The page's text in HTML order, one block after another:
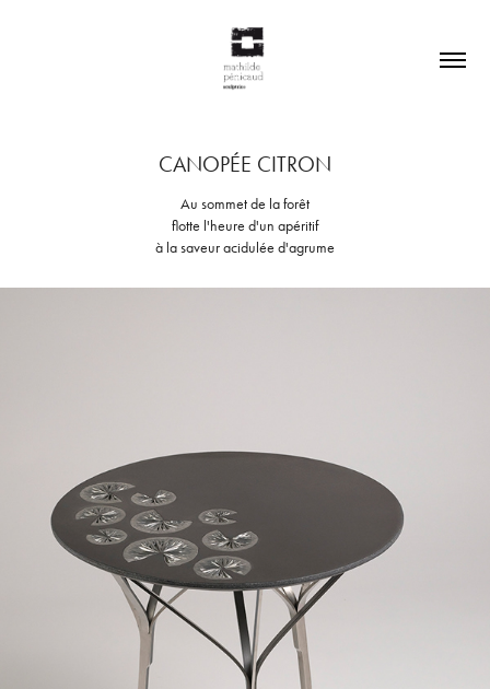
CANOPÉE CITRON
Au sommet de la forêt
flotte l'heure d'un apéritif
à la saveur acidulée d'agrume